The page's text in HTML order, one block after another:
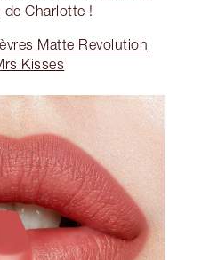
de Charlotte !
Matte Revolution
Kisses